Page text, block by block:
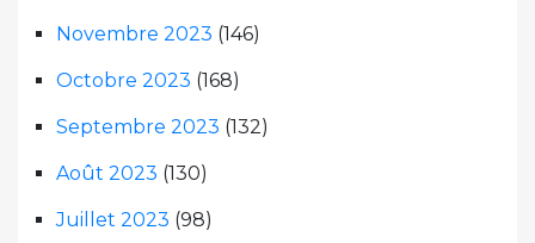
Novembre 2023 (146)
Octobre 2023 (168)
Septembre 2023 (132)
Août 2023 (130)
Juillet 2023 (98)